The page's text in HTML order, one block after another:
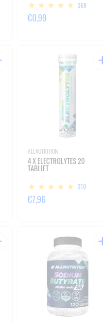
369
€0,99
ALLNUTRITION
4 X ELECTROLYTES 20
TABLIET
310
€7,96